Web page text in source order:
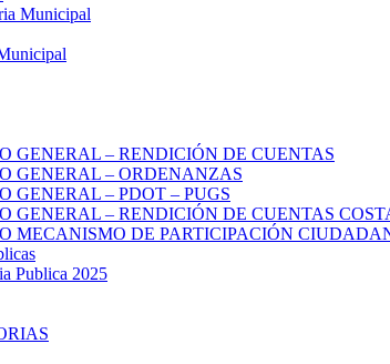
Municipal
GENERAL – RENDICIÓN DE CUENTAS
GENERAL – ORDENANZAS
GENERAL – PDOT – PUGS
GENERAL – RENDICIÓN DE CUENTAS
MECANISMO DE PARTICIPACIÓN
Publica 2025